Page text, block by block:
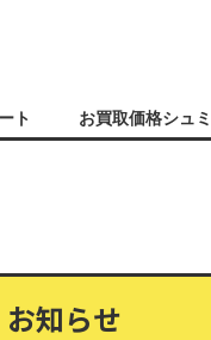
ト お買取価格シュ
お知らせ